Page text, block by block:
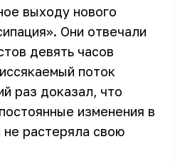
выходу нового
Они отвечали
девять часов
поток
раз доказал, что
изменения в
не растеряла свою